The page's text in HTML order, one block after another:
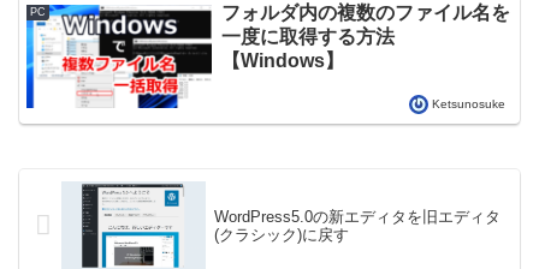
PC
フォルダ内の複数のファイル名を
一度に取得する方法
【Windows】
Ketsunosuke
WordPress5.0の新エディタを旧エディタ
(クラシック)に戻す